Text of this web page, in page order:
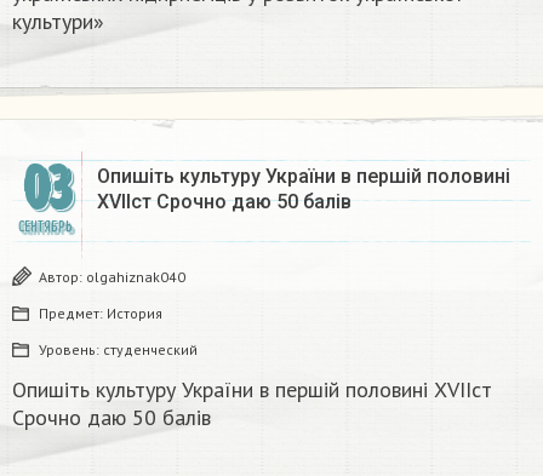
культури»
03
СЕНТЯБРЬ
Опишіть культуру України в першій половині
XVIIст Срочно даю 50 балів ​
Автор: olgahiznak040
Предмет: История
Уровень: студенческий
Опишіть культуру України в першій половині XVIIст
Срочно даю 50 балів ​